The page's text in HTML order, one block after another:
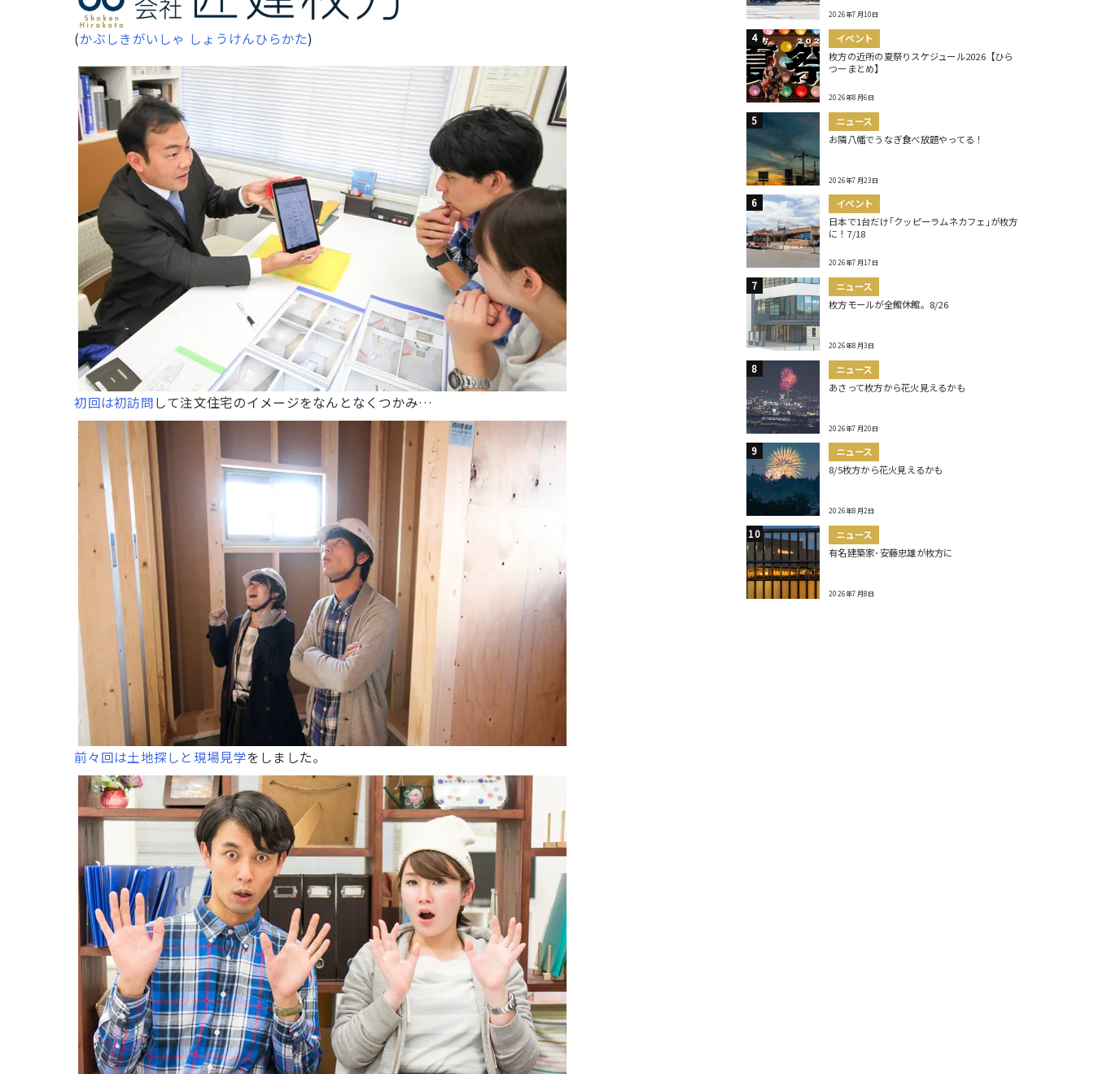
(かぶしきがいしゃ しょうけんひらかた)
初回は初訪問して注文住宅のイメージをなんとなくつかみ…
前々回は土地探しと現場見学をしました。
2026年7月10日
イベント
枚方の近所の夏祭りスケジュール2026【ひら
つーまとめ】
2026年8月6日
ニュース
お隣八幡でうなぎ食べ放題やってる！
2026年7月23日
イベント
日本で1台だけ｢クッピーラムネカフェ｣が枚方
に！7/18
2026年7月17日
ニュース
枚方モールが全館休館。8/26
2026年8月3日
ニュース
あさって枚方から花火見えるかも
2026年7月20日
ニュース
8/5枚方から花火見えるかも
2026年8月2日
ニュース
有名建築家･安藤忠雄が枚方に
2026年7月8日